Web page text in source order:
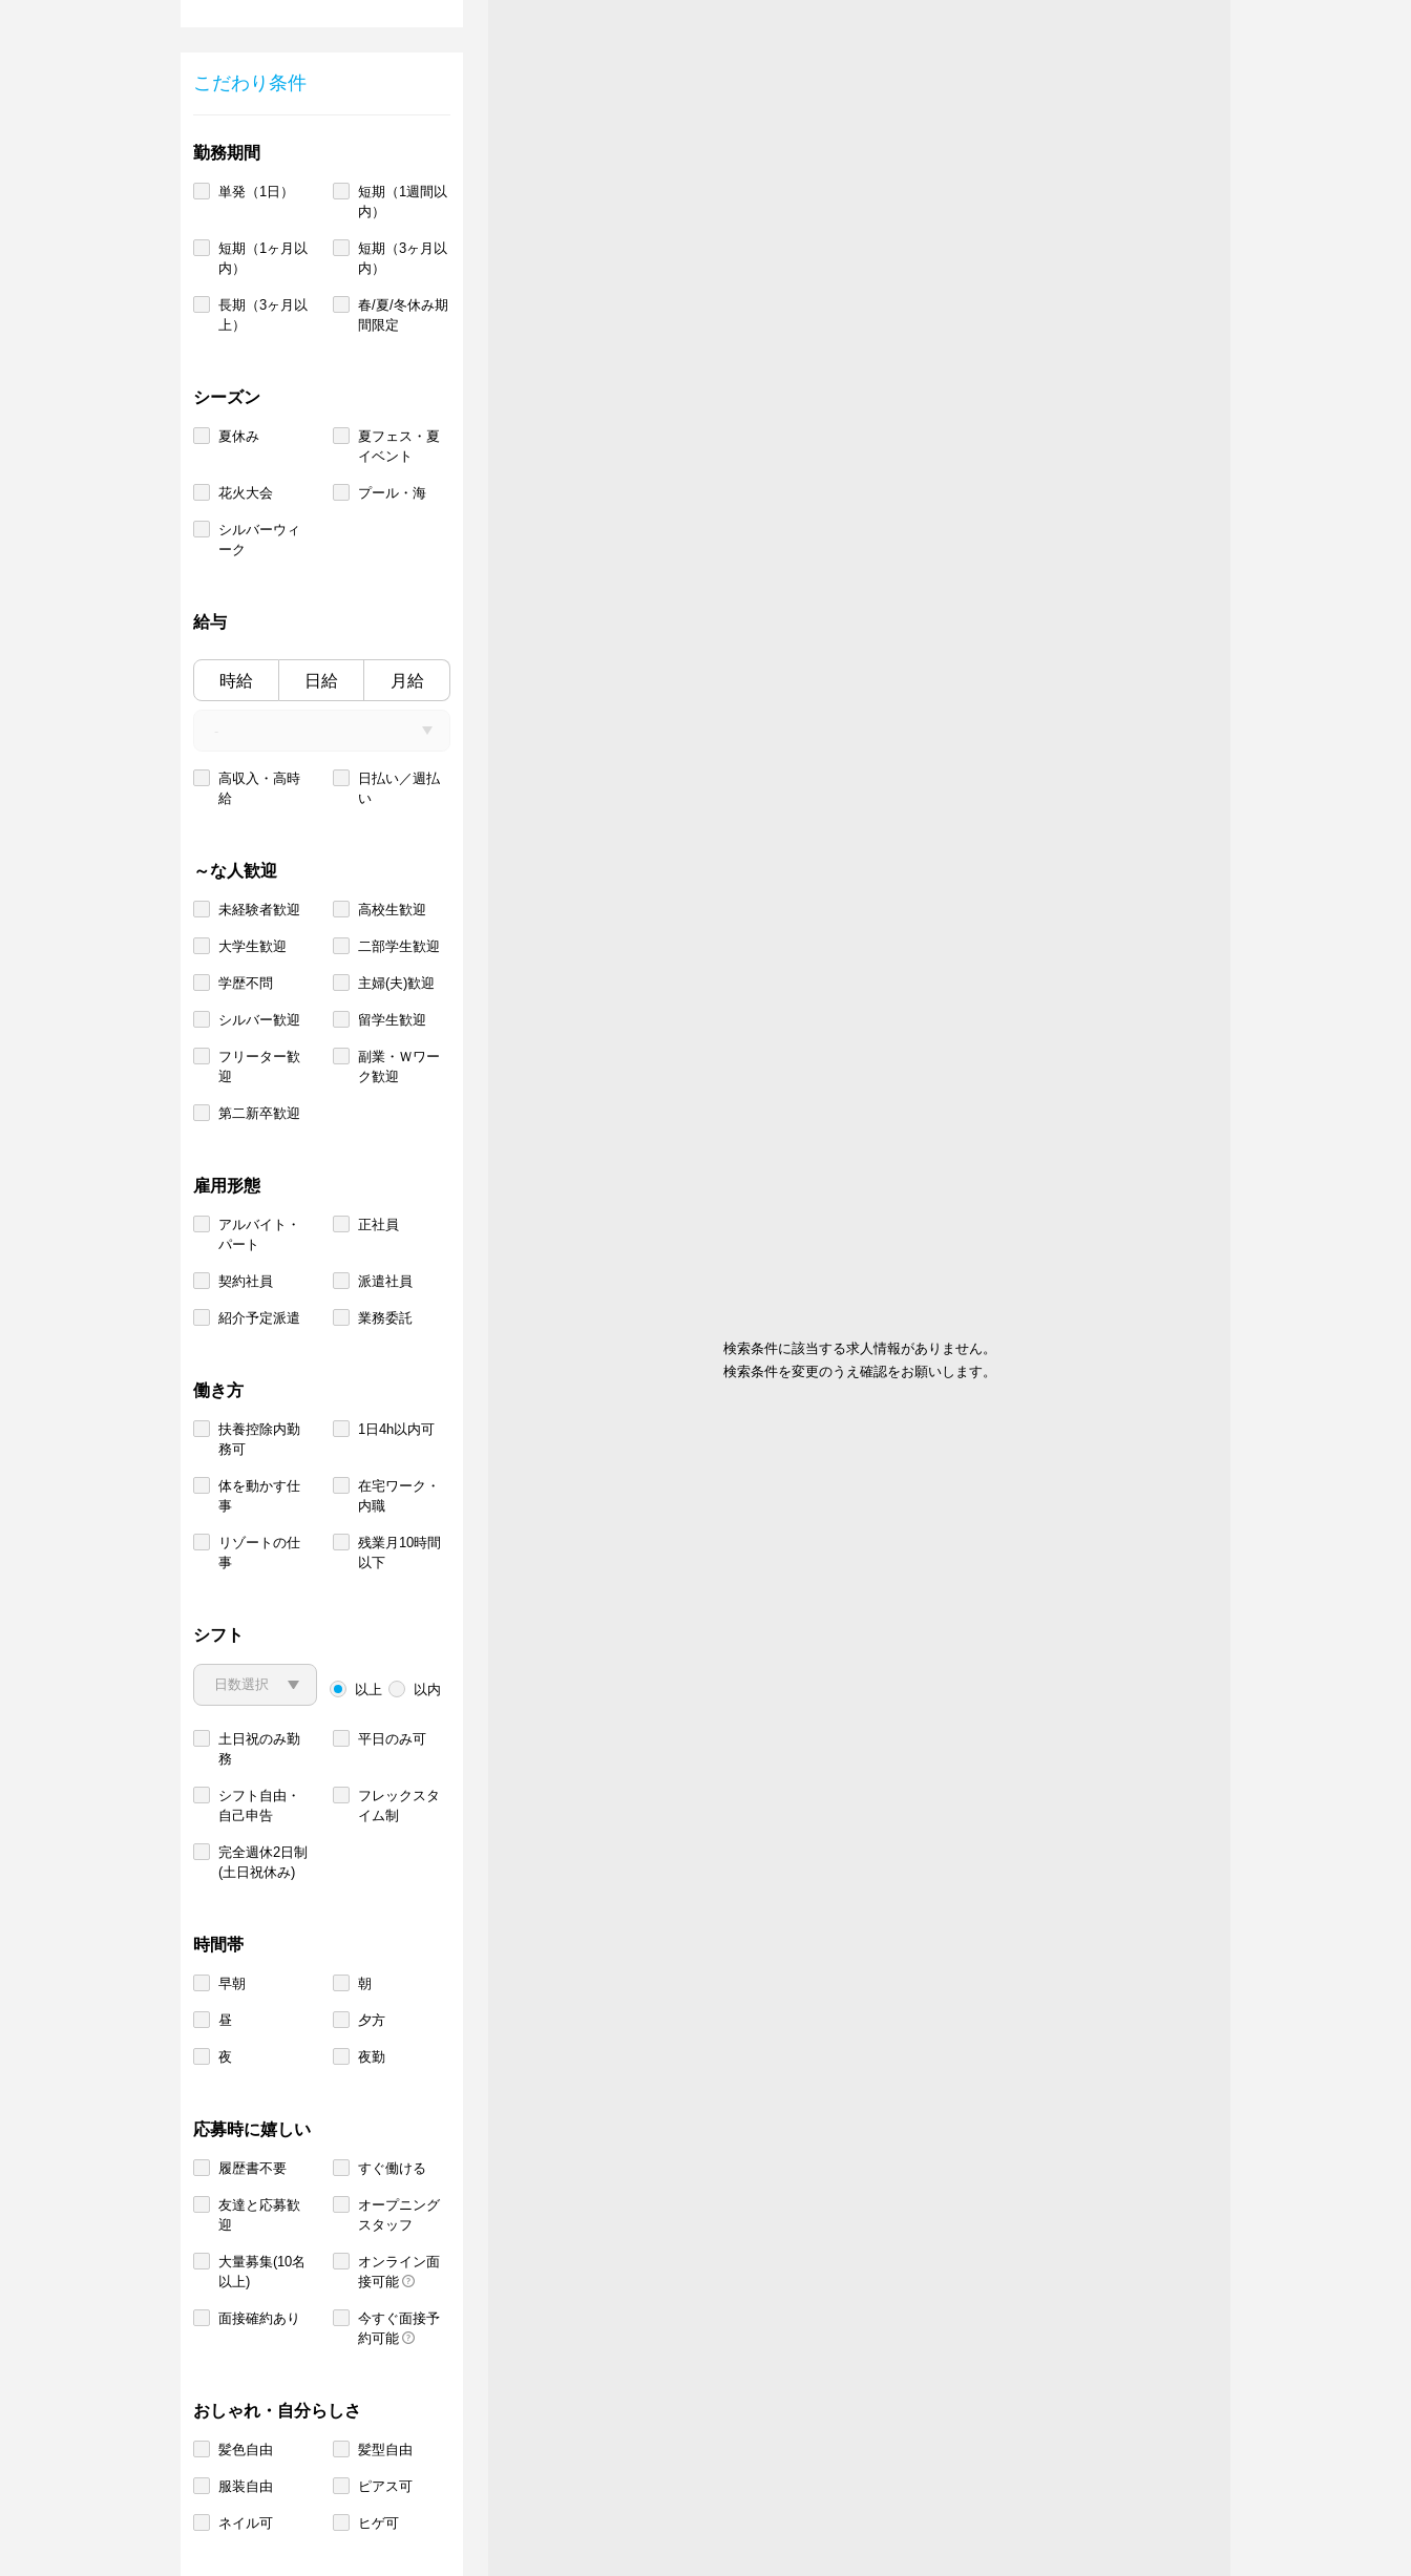
こだわり条件
勤務期間
単発（1日）
短期（1週間以
内）
短期（1ヶ月以
内）
短期（3ヶ月以
内）
長期（3ヶ月以
上）
春/夏/冬休み期
間限定
シーズン
夏休み
夏フェス・夏
イベント
花火大会 プール・海
シルバーウィ
ーク
給与
時給 日給 月給
高収入・高時
給
日払い／週払
い
～な人歓迎
未経験者歓迎 高校生歓迎
大学生歓迎 二部学生歓迎
学歴不問 主婦(夫)歓迎
シルバー歓迎 留学生歓迎
フリーター歓
迎
副業・Ｗワー
ク歓迎
第二新卒歓迎
雇用形態
アルバイト・
パート
正社員
契約社員 派遣社員
紹介予定派遣 業務委託
働き方
扶養控除内勤
務可
1日4h以内可
体を動かす仕
事
在宅ワーク・
内職
リゾートの仕
事
残業月10時間
以下
シフト
以上 以内
土日祝のみ勤
務
平日のみ可
シフト自由・
自己申告
フレックスタ
イム制
完全週休2日制
(土日祝休み)
時間帯
早朝 朝
昼 夕方
夜 夜勤
応募時に嬉しい
履歴書不要 すぐ働ける
友達と応募歓
迎
オープニング
スタッフ
大量募集(10名
以上)
オンライン面
接可能
面接確約あり
今すぐ面接予
約可能
おしゃれ・自分らしさ
髪色自由 髪型自由
服装自由 ピアス可
ネイル可 ヒゲ可
検索条件に該当する求人情報がありません。
検索条件を変更のうえ確認をお願いします。